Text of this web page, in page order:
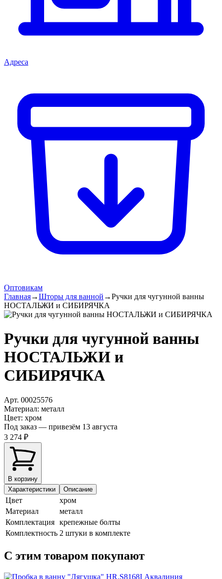
Адреса
Оптовикам
Главная→Шторы для ванной →Ручки для чугунной ванны
НОСТАЛЬЖИ и СИБИРЯЧКА
Ручки для чугунной ванны
НОСТАЛЬЖИ и
СИБИРЯЧКА
Арт. 00025576
Материал: металл
Цвет: хром
Под заказ — привезём 13 августа
3 274 ₽
В корзину
Характеристики
Описание
Цвет
хром
Материал
металл
Комплектация крепежные болты
Комплектность 2 штуки в комплекте
С этим товаром покупают